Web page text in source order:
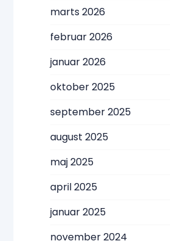
marts 2026
februar 2026
januar 2026
oktober 2025
september 2025
august 2025
maj 2025
april 2025
januar 2025
november 2024